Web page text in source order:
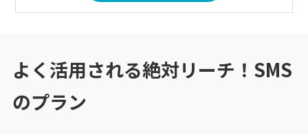
よく活用される絶対リーチ！SMS
のプラン